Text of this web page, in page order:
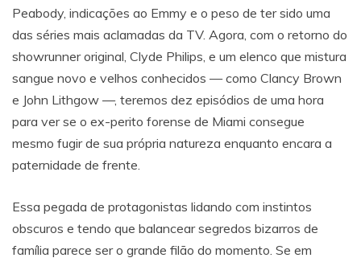
Peabody, indicações ao Emmy e o peso de ter sido uma
das séries mais aclamadas da TV. Agora, com o retorno do
showrunner original, Clyde Philips, e um elenco que mistura
sangue novo e velhos conhecidos — como Clancy Brown
e John Lithgow —, teremos dez episódios de uma hora
para ver se o ex-perito forense de Miami consegue
mesmo fugir de sua própria natureza enquanto encara a
paternidade de frente.
Essa pegada de protagonistas lidando com instintos
obscuros e tendo que balancear segredos bizarros de
família parece ser o grande filão do momento. Se em